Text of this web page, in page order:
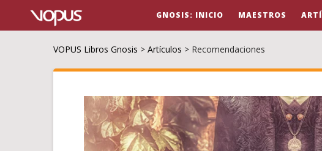
GNOSIS: INICIO MAESTROS
VOPUS Libros Gnosis > Artículos > Recomendaciones